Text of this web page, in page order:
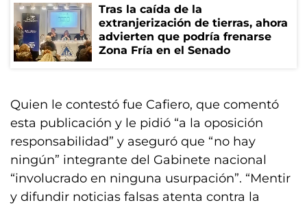
Tras la caída de la
extranjerización de tierras, ahora
advierten que podría frenarse
Zona Fría en el Senado
Quien le contestó fue Cafiero, que comentó
esta publicación y le pidió “a la oposición
responsabilidad” y aseguró que “no hay
ningún” integrante del Gabinete nacional
“involucrado en ninguna usurpación”. “Mentir
y difundir noticias falsas atenta contra la